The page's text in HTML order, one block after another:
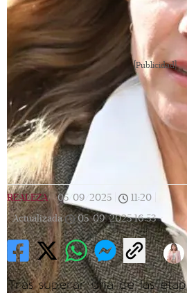
[Publicidad]
REALEZA | 05/09/2025 11:20
Actualizada
05/09/2025 16:53
Tras superar una de las